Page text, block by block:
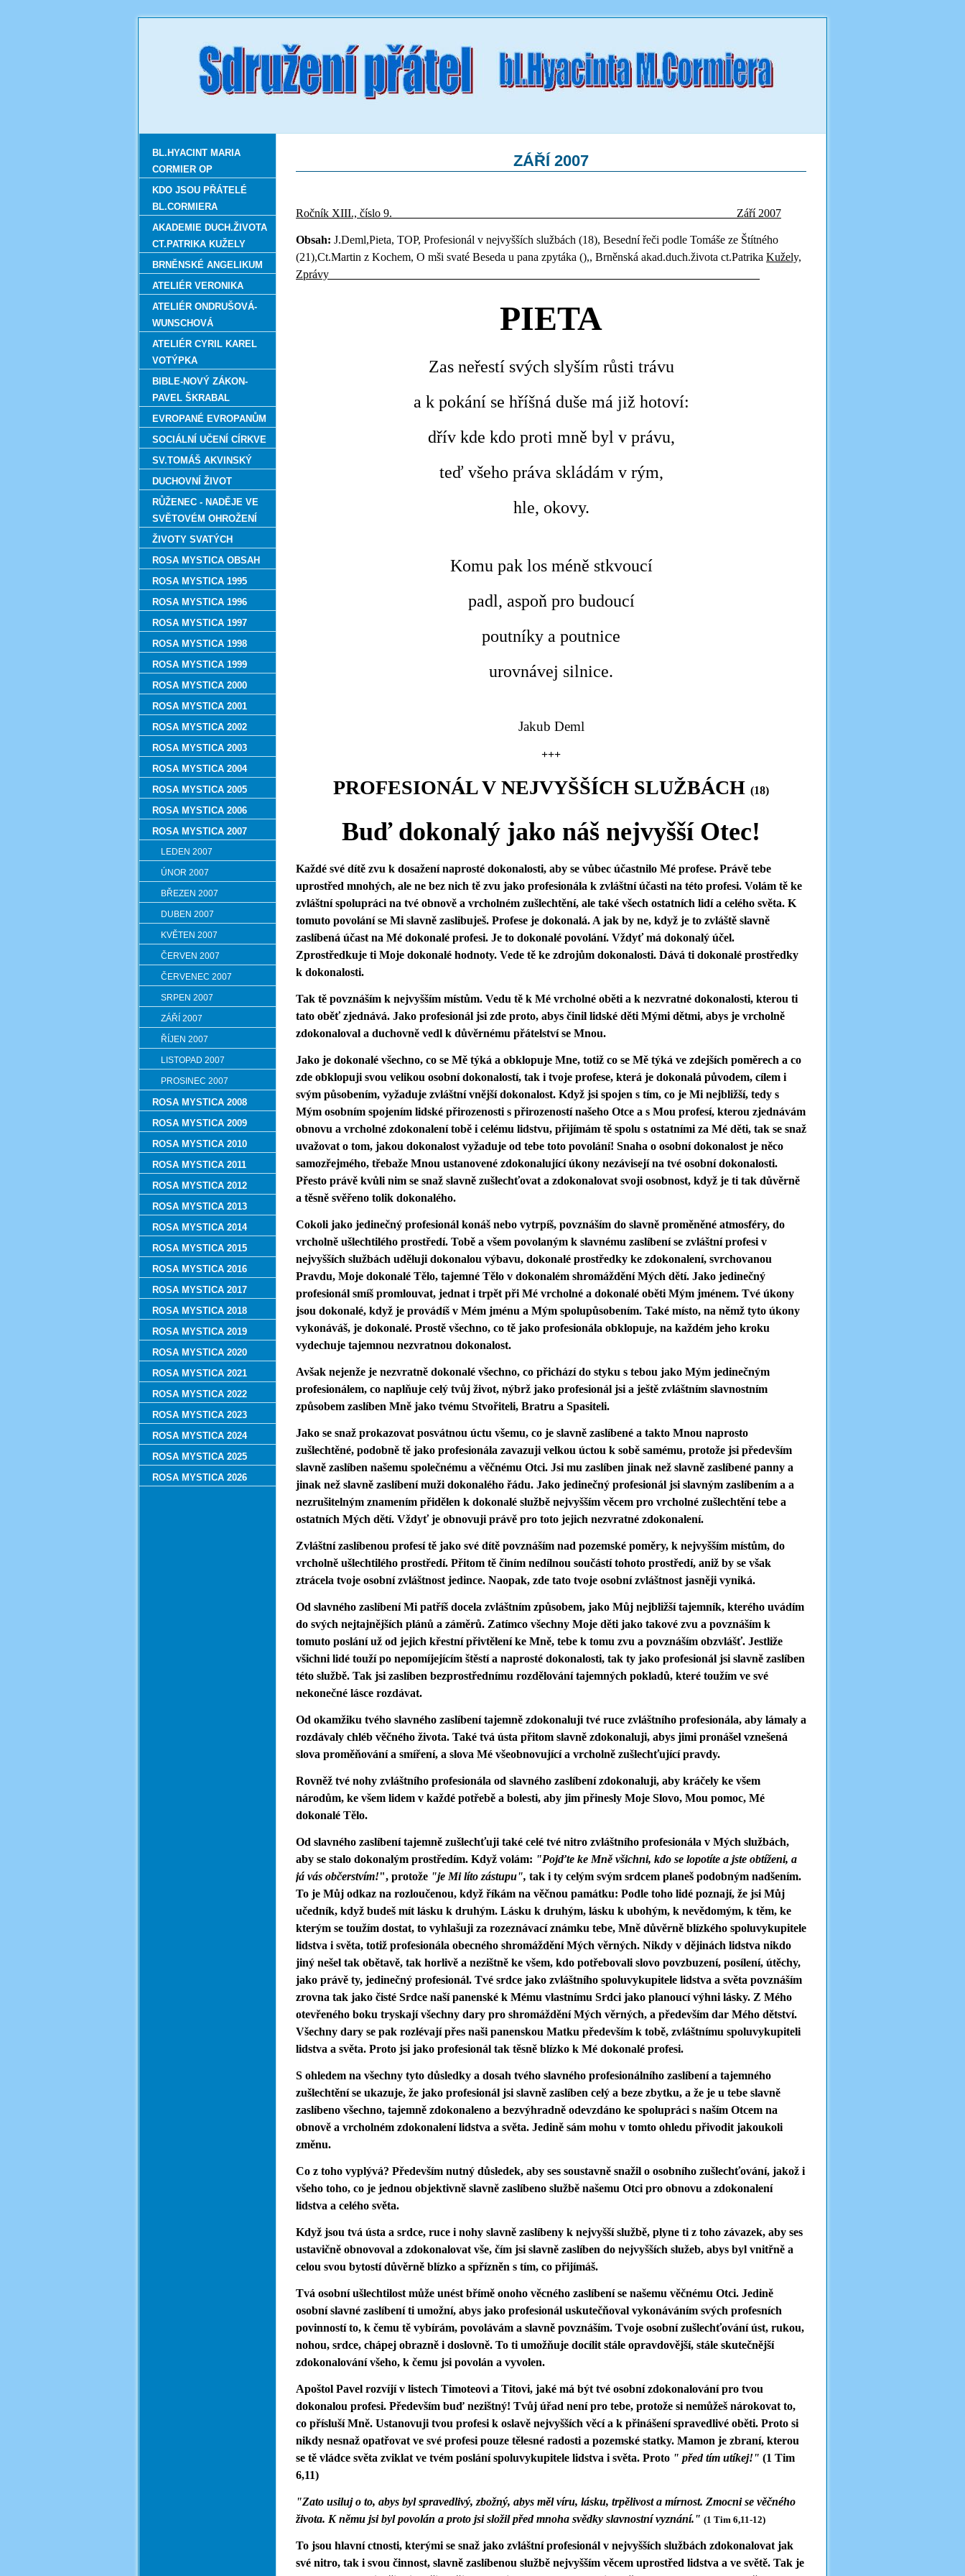
ZÁŘÍ 2007
Ročník XIII., číslo 9. Září 2007
Obsah: J.Deml,Pieta, TOP, Profesionál v nejvyšších službách (18), Besední řeči podle Tomáše ze Štítného
(21),Ct.Martin z Kochem, O mši svaté Beseda u pana zpytáka (),, Brněnská akad.duch.života ct.Patrika Kužely,
Zprávy___________________________________________________________________________
PIETA
Zas neřestí svých slyším růsti trávu
a k pokání se hříšná duše má již hotoví:
dřív kde kdo proti mně byl v právu,
teď všeho práva skládám v rým,
hle, okovy.
Komu pak los méně stkvoucí
padl, aspoň pro budoucí
poutníky a poutnice
urovnávej silnice.
Jakub Deml
+++
PROFESIONÁL V NEJVYŠŠÍCH SLUŽBÁCH (18)
Buď dokonalý jako náš nejvyšší Otec!
Každé své dítě zvu k dosažení naprosté dokonalosti, aby se vůbec účastnilo Mé profese. Právě tebe
uprostřed mnohých, ale ne bez nich tě zvu jako profesionála k zvláštní účasti na této profesi. Volám tě ke
zvláštní spolupráci na tvé obnově a vrcholném zušlechtění, ale také všech ostatních lidí a celého světa. K
tomuto povolání se Mi slavně zaslibuješ. Profese je dokonalá. A jak by ne, když je to zvláště slavně
zaslíbená účast na Mé dokonalé profesi. Je to dokonalé povolání. Vždyť má dokonalý účel.
Zprostředkuje ti Moje dokonalé hodnoty. Vede tě ke zdrojům dokonalosti. Dává ti dokonalé prostředky
k dokonalosti.
Tak tě povznáším k nejvyšším místům. Vedu tě k Mé vrcholné oběti a k nezvratné dokonalosti, kterou ti
tato oběť zjednává. Jako profesionál jsi zde proto, abys činil lidské děti Mými dětmi, abys je vrcholně
zdokonaloval a duchovně vedl k důvěrnému přátelství se Mnou.
Jako je dokonalé všechno, co se Mě týká a obklopuje Mne, totiž co se Mě týká ve zdejších poměrech a co
zde obklopuji svou velikou osobní dokonalostí, tak i tvoje profese, která je dokonalá původem, cílem i
svým působením, vyžaduje zvláštní vnější dokonalost. Když jsi spojen s tím, co je Mi nejbližší, tedy s
Mým osobním spojením lidské přirozenosti s přirozeností našeho Otce a s Mou profesí, kterou zjednávám
obnovu a vrcholné zdokonalení tobě i celému lidstvu, přijímám tě spolu s ostatními za Mé děti, tak se snaž
uvažovat o tom, jakou dokonalost vyžaduje od tebe toto povolání! Snaha o osobní dokonalost je něco
samozřejmého, třebaže Mnou ustanovené zdokonalující úkony nezávisejí na tvé osobní dokonalosti.
Přesto právě kvůli nim se snaž slavně zušlechťovat a zdokonalovat svoji osobnost, když je ti tak důvěrně
a těsně svěřeno tolik dokonalého.
Cokoli jako jedinečný profesionál konáš nebo vytrpíš, povznáším do slavně proměněné atmosféry, do
vrcholně ušlechtilého prostředí. Tobě a všem povolaným k slavnému zaslíbení se zvláštní profesi v
nejvyšších službách uděluji dokonalou výbavu, dokonalé prostředky ke zdokonalení, svrchovanou
Pravdu, Moje dokonalé Tělo, tajemné Tělo v dokonalém shromáždění Mých dětí. Jako jedinečný
profesionál smíš promlouvat, jednat i trpět při Mé vrcholné a dokonalé oběti Mým jménem. Tvé úkony
jsou dokonalé, když je provádíš v Mém jménu a Mým spolupůsobením. Také místo, na němž tyto úkony
vykonáváš, je dokonalé. Prostě všechno, co tě jako profesionála obklopuje, na každém jeho kroku
vydechuje tajemnou nezvratnou dokonalost.
Avšak nejenže je nezvratně dokonalé všechno, co přichází do styku s tebou jako Mým jedinečným
profesionálem, co naplňuje celý tvůj život, nýbrž jako profesionál jsi a ještě zvláštním slavnostním
způsobem zaslíben Mně jako tvému Stvořiteli, Bratru a Spasiteli.
Jako se snaž prokazovat posvátnou úctu všemu, co je slavně zaslíbené a takto Mnou naprosto
zušlechtěné, podobně tě jako profesionála zavazuji velkou úctou k sobě samému, protože jsi především
slavně zaslíben našemu společnému a věčnému Otci. Jsi mu zaslíben jinak než slavně zaslíbené panny a
jinak než slavně zaslíbení muži dokonalého řádu. Jako jedinečný profesionál jsi slavným zaslíbením a a
nezrušitelným znamením přidělen k dokonalé službě nejvyšším věcem pro vrcholné zušlechtění tebe a
ostatních Mých dětí. Vždyť je obnovuji právě pro toto jejich nezvratné zdokonalení.
Zvláštní zaslíbenou profesí tě jako své dítě povznáším nad pozemské poměry, k nejvyšším místům, do
vrcholně ušlechtilého prostředí. Přitom tě činím nedílnou součástí tohoto prostředí, aniž by se však
ztrácela tvoje osobní zvláštnost jedince. Naopak, zde tato tvoje osobní zvláštnost jasněji vyniká.
Od slavného zaslíbení Mi patříš docela zvláštním způsobem, jako Můj nejbližší tajemník, kterého uvádím
do svých nejtajnějších plánů a záměrů. Zatímco všechny Moje děti jako takové zvu a povznáším k
tomuto poslání už od jejich křestní přivtělení ke Mně, tebe k tomu zvu a povznáším obzvlášť. Jestliže
všichni lidé touží po nepomíjejícím štěstí a naprosté dokonalosti, tak ty jako profesionál jsi slavně zaslíben
této službě. Tak jsi zaslíben bezprostřednímu rozdělování tajemných pokladů, které toužím ve své
nekonečné lásce rozdávat.
Od okamžiku tvého slavného zaslíbení tajemně zdokonaluji tvé ruce zvláštního profesionála, aby lámaly a
rozdávaly chléb věčného života. Také tvá ústa přitom slavně zdokonaluji, abys jimi pronášel vznešená
slova proměňování a smíření, a slova Mé všeobnovující a vrcholně zušlechťující pravdy.
Rovněž tvé nohy zvláštního profesionála od slavného zaslíbení zdokonaluji, aby kráčely ke všem
národům, ke všem lidem v každé potřebě a bolesti, aby jim přinesly Moje Slovo, Mou pomoc, Mé
dokonalé Tělo.
Od slavného zaslíbení tajemně zušlechťuji také celé tvé nitro zvláštního profesionála v Mých službách,
aby se stalo dokonalým prostředím. Když volám: "Pojďte ke Mně všichni, kdo se lopotíte a jste obtíženi, a
já vás občerstvím!", protože "je Mi líto zástupu", tak i ty celým svým srdcem planeš podobným nadšením.
To je Můj odkaz na rozloučenou, když říkám na věčnou památku: Podle toho lidé poznají, že jsi Můj
učedník, když budeš mít lásku k druhým. Lásku k druhým, lásku k ubohým, k nevědomým, k těm, ke
kterým se toužím dostat, to vyhlašuji za rozeznávací známku tebe, Mně důvěrně blízkého spoluvykupitele
lidstva i světa, totiž profesionála obecného shromáždění Mých věrných. Nikdy v dějinách lidstva nikdo
jiný nešel tak obětavě, tak horlivě a nezištně ke všem, kdo potřebovali slovo povzbuzení, posílení, útěchy,
jako právě ty, jedinečný profesionál. Tvé srdce jako zvláštního spoluvykupitele lidstva a světa povznáším
zrovna tak jako čisté Srdce naší panenské k Mému vlastnímu Srdci jako planoucí výhni lásky. Z Mého
otevřeného boku tryskají všechny dary pro shromáždění Mých věrných, a především dar Mého dětství.
Všechny dary se pak rozlévají přes naši panenskou Matku především k tobě, zvláštnímu spoluvykupiteli
lidstva a světa. Proto jsi jako profesionál tak těsně blízko k Mé dokonalé profesi.
S ohledem na všechny tyto důsledky a dosah tvého slavného profesionálního zaslíbení a tajemného
zušlechtění se ukazuje, že jako profesionál jsi slavně zaslíben celý a beze zbytku, a že je u tebe slavně
zaslíbeno všechno, tajemně zdokonaleno a bezvýhradně odevzdáno ke spolupráci s naším Otcem na
obnově a vrcholném zdokonalení lidstva a světa. Jedině sám mohu v tomto ohledu přivodit jakoukoli
změnu.
Co z toho vyplývá? Především nutný důsledek, aby ses soustavně snažil o osobního zušlechťování, jakož i
všeho toho, co je jednou objektivně slavně zaslíbeno službě našemu Otci pro obnovu a zdokonalení
lidstva a celého světa.
Když jsou tvá ústa a srdce, ruce i nohy slavně zaslíbeny k nejvyšší službě, plyne ti z toho závazek, aby ses
ustavičně obnovoval a zdokonalovat vše, čím jsi slavně zaslíben do nejvyšších služeb, abys byl vnitřně a
celou svou bytostí důvěrně blízko a spřízněn s tím, co přijímáš.
Tvá osobní ušlechtilost může unést břímě onoho věcného zaslíbení se našemu věčnému Otci. Jedině
osobní slavné zaslíbení ti umožní, abys jako profesionál uskutečňoval vykonáváním svých profesních
povinností to, k čemu tě vybírám, povolávám a slavně povznáším. Tvoje osobní zušlechťování úst, rukou,
nohou, srdce, chápej obrazně i doslovně. To ti umožňuje docílit stále opravdovější, stále skutečnější
zdokonalování všeho, k čemu jsi povolán a vyvolen.
Apoštol Pavel rozvíjí v listech Timoteovi a Titovi, jaké má být tvé osobní zdokonalování pro tvou
dokonalou profesi. Především buď nezištný! Tvůj úřad není pro tebe, protože si nemůžeš nárokovat to,
co přísluší Mně. Ustanovuji tvou profesi k oslavě nejvyšších věcí a k přinášení spravedlivé oběti. Proto si
nikdy nesnaž opatřovat ve své profesi pouze tělesné radosti a pozemské statky. Mamon je zbraní, kterou
se tě vládce světa zviklat ve tvém poslání spoluvykupitele lidstva i světa. Proto " před tím utíkej!" (1 Tim
6,11)
"Zato usiluj o to, abys byl spravedlivý, zbožný, abys měl víru, lásku, trpělivost a mírnost. Zmocni se věčného
života. K němu jsi byl povolán a proto jsi složil před mnoha svědky slavnostní vyznání." (1 Tim 6,11-12)
To jsou hlavní ctnosti, kterými se snaž jako zvláštní profesionál v nejvyšších službách zdokonalovat jak
své nitro, tak i svou činnost, slavně zaslíbenou službě nejvyšším věcem uprostřed lidstva a ve světě. Tak je
BL.HYACINT MARIA
CORMIER OP
KDO JSOU PŘÁTELÉ
BL.CORMIERA
AKADEMIE DUCH.ŽIVOTA
CT.PATRIKA KUŽELY
BRNĚNSKÉ ANGELIKUM
ATELIÉR VERONIKA
ATELIÉR ONDRUŠOVÁ-
WUNSCHOVÁ
ATELIÉR CYRIL KAREL
VOTÝPKA
BIBLE-NOVÝ ZÁKON-
PAVEL ŠKRABAL
EVROPANÉ EVROPANŮM
SOCIÁLNÍ UČENÍ CÍRKVE
SV.TOMÁŠ AKVINSKÝ
DUCHOVNÍ ŽIVOT
RŮŽENEC - NADĚJE VE
SVĚTOVÉM OHROŽENÍ
ŽIVOTY SVATÝCH
ROSA MYSTICA OBSAH
ROSA MYSTICA 1995
ROSA MYSTICA 1996
ROSA MYSTICA 1997
ROSA MYSTICA 1998
ROSA MYSTICA 1999
ROSA MYSTICA 2000
ROSA MYSTICA 2001
ROSA MYSTICA 2002
ROSA MYSTICA 2003
ROSA MYSTICA 2004
ROSA MYSTICA 2005
ROSA MYSTICA 2006
ROSA MYSTICA 2007
LEDEN 2007
ÚNOR 2007
BŘEZEN 2007
DUBEN 2007
KVĚTEN 2007
ČERVEN 2007
ČERVENEC 2007
SRPEN 2007
ZÁŘÍ 2007
ŘÍJEN 2007
LISTOPAD 2007
PROSINEC 2007
ROSA MYSTICA 2008
ROSA MYSTICA 2009
ROSA MYSTICA 2010
ROSA MYSTICA 2011
ROSA MYSTICA 2012
ROSA MYSTICA 2013
ROSA MYSTICA 2014
ROSA MYSTICA 2015
ROSA MYSTICA 2016
ROSA MYSTICA 2017
ROSA MYSTICA 2018
ROSA MYSTICA 2019
ROSA MYSTICA 2020
ROSA MYSTICA 2021
ROSA MYSTICA 2022
ROSA MYSTICA 2023
ROSA MYSTICA 2024
ROSA MYSTICA 2025
ROSA MYSTICA 2026